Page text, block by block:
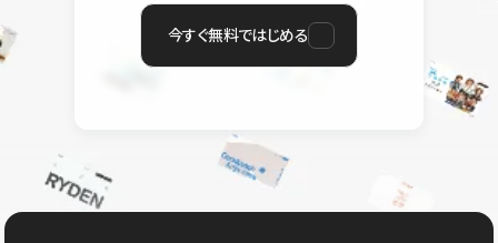
今すぐ無料ではじめる